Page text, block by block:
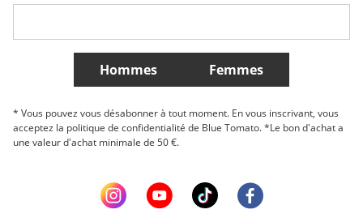
Plus de Pays
Hommes Femmes
* Vous pouvez vous désabonner à tout moment. En vous inscrivant, vous
acceptez la politique de confidentialité de Blue Tomato. *Le bon d'achat a
une valeur d'achat minimale de 50 €.